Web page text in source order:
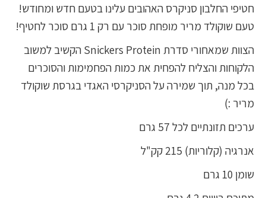
חטיפי החלבון סניקרס האהובים עלינו בטעם חדש ומחודש!
טעם שוקולד מריר מופחת סוכר עם רק 1 גרם סוכר לחטיף!
הצוות שמאחורי סדרת Snickers Protein הקשיב למשוב
הלקוחות והצליח להפחית את כמות הפחמימות והסוכרים
בכל מנה, תוך שמירה על הסניקרסי האגדי בגרסת שוקולד
מריר :)
ערכים תזונתיים לכל 57 גרם
אנרגיה (קלוריות) 215 קק"ל
שומן 10 גרם